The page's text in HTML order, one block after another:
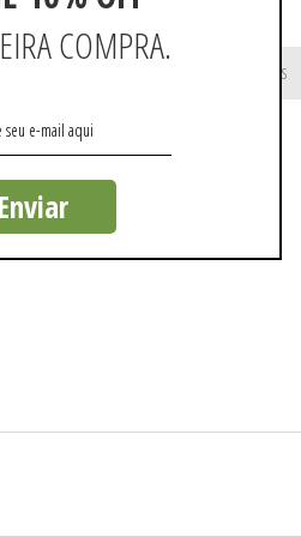
Não existem mais resultados
COMPRA.
Enviar